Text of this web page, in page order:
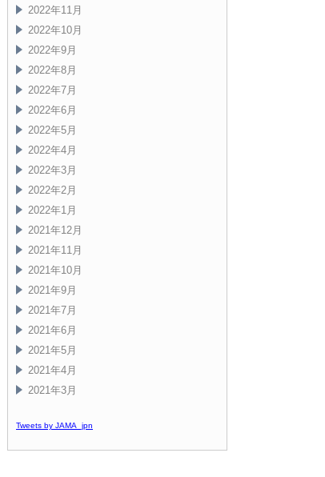
2022年11月
2022年10月
2022年9月
2022年8月
2022年7月
2022年6月
2022年5月
2022年4月
2022年3月
2022年2月
2022年1月
2021年12月
2021年11月
2021年10月
2021年9月
2021年7月
2021年6月
2021年5月
2021年4月
2021年3月
Tweets by JAMA_jpn